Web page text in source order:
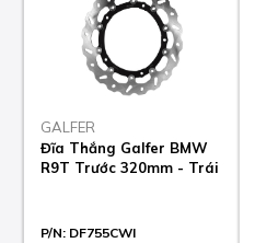
GALFER
Đĩa Thắng Galfer BMW
R9T Trước 320mm - Trái
P/N: DF755CWI